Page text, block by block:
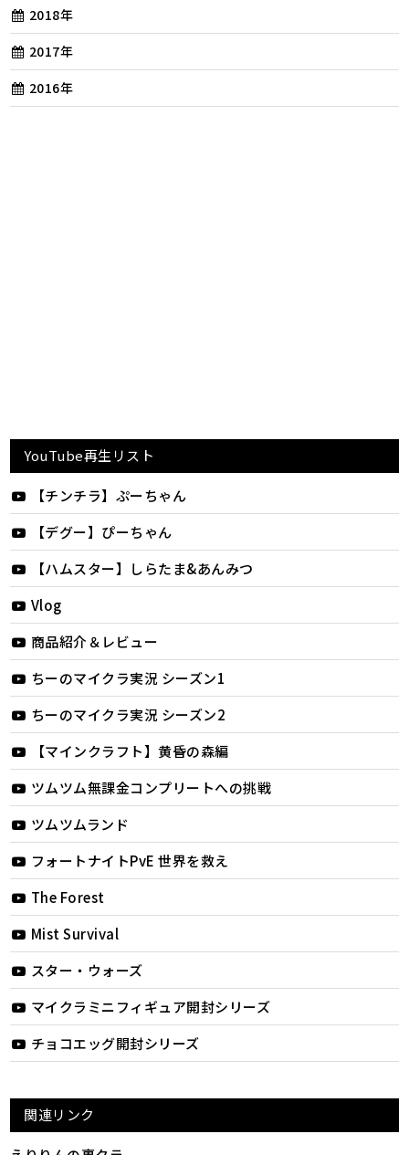
2018年
2017年
2016年
YouTube再生リスト
【チンチラ】ぷーちゃん
【デグー】ぴーちゃん
【ハムスター】しらたま&あんみつ
Vlog
商品紹介＆レビュー
ちーのマイクラ実況 シーズン1
ちーのマイクラ実況 シーズン2
【マインクラフト】黄昏の森編
ツムツム無課金コンプリートへの挑戦
ツムツムランド
フォートナイトPvE 世界を救え
The Forest
Mist Survival
スター・ウォーズ
マイクラミニフィギュア開封シリーズ
チョコエッグ開封シリーズ
関連リンク